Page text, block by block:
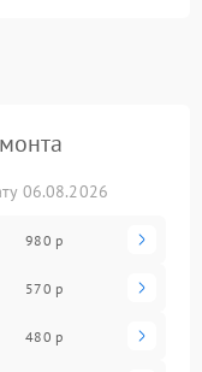
06.08.2026
980 р
570 р
480 р